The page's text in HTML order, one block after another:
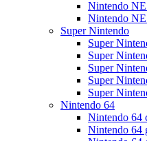
Nintendo
Nintendo
Super Nintendo
Super
Super
Super
Super
Super
Nintendo 64
Nintendo 64
Nintendo 64